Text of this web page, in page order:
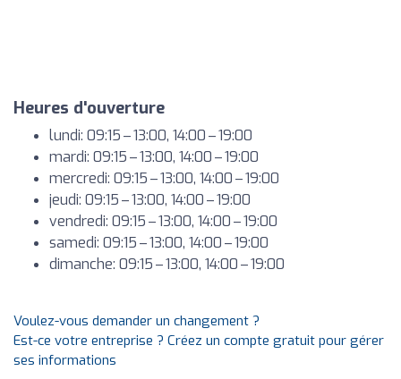
Heures d'ouverture
lundi: 09:15 – 13:00, 14:00 – 19:00
mardi: 09:15 – 13:00, 14:00 – 19:00
mercredi: 09:15 – 13:00, 14:00 – 19:00
jeudi: 09:15 – 13:00, 14:00 – 19:00
vendredi: 09:15 – 13:00, 14:00 – 19:00
samedi: 09:15 – 13:00, 14:00 – 19:00
dimanche: 09:15 – 13:00, 14:00 – 19:00
Voulez-vous demander un changement ?
Est-ce votre entreprise ? Créez un compte gratuit pour gérer
ses informations